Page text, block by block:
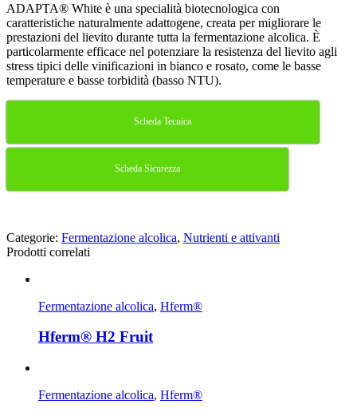
ADAPTA® White è una specialità biotecnologica con
caratteristiche naturalmente adattogene, creata per migliorare le
prestazioni del lievito durante tutta la fermentazione alcolica. È
particolarmente efficace nel potenziare la resistenza del lievito agli
stress tipici delle vinificazioni in bianco e rosato, come le basse
temperature e basse torbidità (basso NTU).
Scheda Tecnica
Scheda Sicurezza
Categorie: Fermentazione alcolica, Nutrienti e attivanti
Prodotti correlati
Fermentazione alcolica, Hferm®
Hferm® H2 Fruit
Fermentazione alcolica, Hferm®